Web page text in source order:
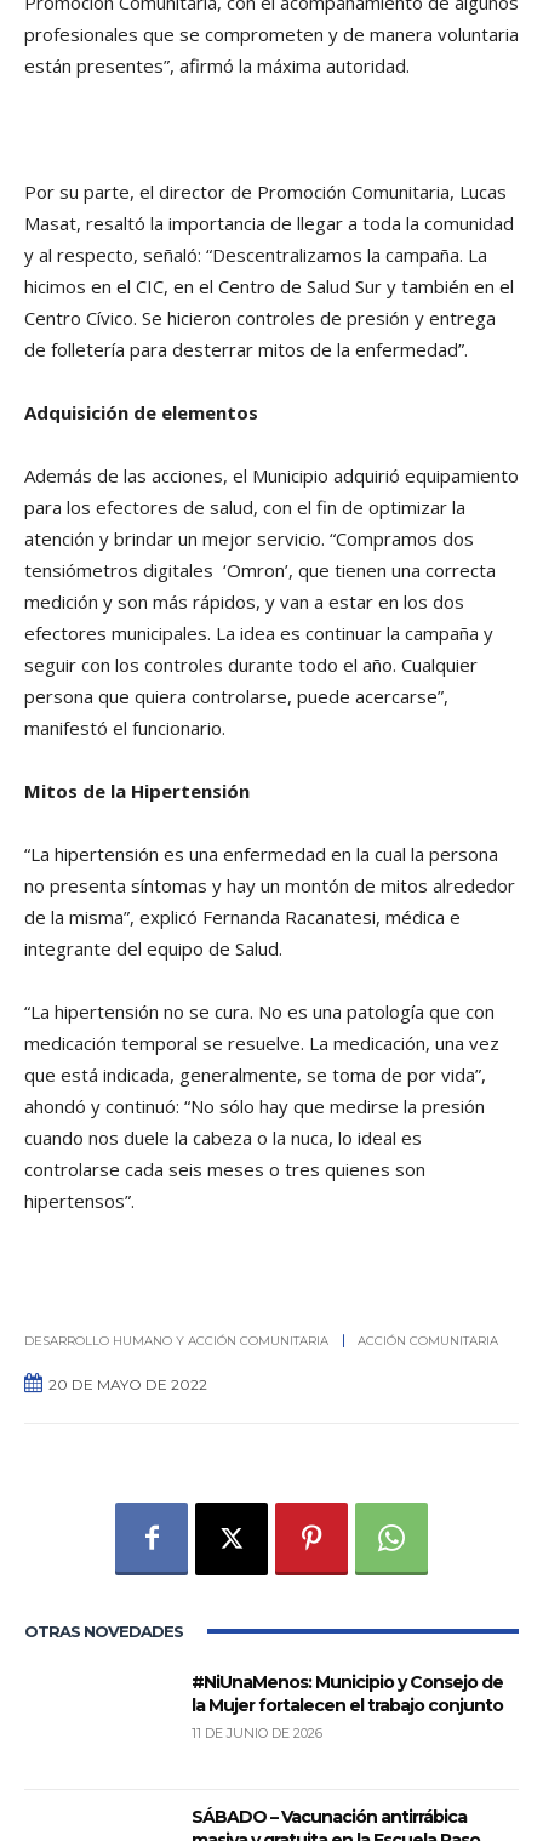
profesionales que se comprometen y de manera voluntaria
están presentes”, afirmó la máxima autoridad.
Por su parte, el director de Promoción Comunitaria, Lucas
Masat, resaltó la importancia de llegar a toda la comunidad
y al respecto, señaló: “Descentralizamos la campaña. La
hicimos en el CIC, en el Centro de Salud Sur y también en el
Centro Cívico. Se hicieron controles de presión y entrega
de folletería para desterrar mitos de la enfermedad”.
Adquisición de elementos
Además de las acciones, el Municipio adquirió equipamiento
para los efectores de salud, con el fin de optimizar la
atención y brindar un mejor servicio. “Compramos dos
tensiómetros digitales ‘Omron’, que tienen una correcta
medición y son más rápidos, y van a estar en los dos
efectores municipales. La idea es continuar la campaña y
seguir con los controles durante todo el año. Cualquier
persona que quiera controlarse, puede acercarse”,
manifestó el funcionario.
Mitos de la Hipertensión
“La hipertensión es una enfermedad en la cual la persona
no presenta síntomas y hay un montón de mitos alrededor
de la misma”, explicó Fernanda Racanatesi, médica e
integrante del equipo de Salud.
“La hipertensión no se cura. No es una patología que con
medicación temporal se resuelve. La medicación, una vez
que está indicada, generalmente, se toma de por vida”,
ahondó y continuó: “No sólo hay que medirse la presión
cuando nos duele la cabeza o la nuca, lo ideal es
controlarse cada seis meses o tres quienes son
hipertensos”.
DESARROLLO HUMANO Y ACCIÓN COMUNITARIA ACCIÓN COMUNITARIA
20 DE MAYO DE 2022
OTRAS NOVEDADES
#NiUnaMenos: Municipio y Consejo de
la Mujer fortalecen el trabajo conjunto
11 DE JUNIO DE 2026
SÁBADO – Vacunación antirrábica